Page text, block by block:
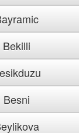
Bekilli
Besni